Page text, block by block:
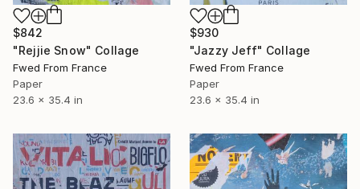
$842
"Rejjie Snow" Collage
Fwed From France
Paper
23.6 x 35.4 in
$930
"Jazzy Jeff" Collage
Fwed From France
Paper
23.6 x 35.4 in